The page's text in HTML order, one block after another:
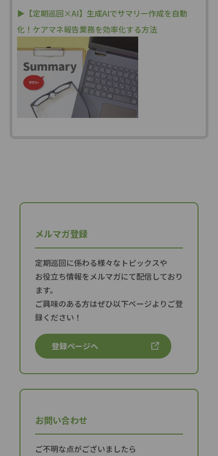
▶【定期巡回×AI】生成AIでサマリー作成を自動
化！ケアマネ報告業務を効率化する方法
メルマガ登録
定期巡回に係わる様々なトピックスや
お役立ち情報をメルマガにて配信しており
ます。
ご興味のある方はぜひ以下ページよりご登
録ください！
登録ページへ
お問い合わせ
ご不明な点がございましたら